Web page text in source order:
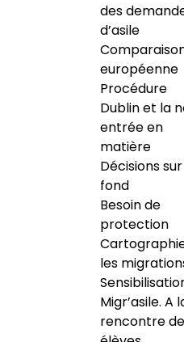
des
d’asile
européenne
Procédure
Dublin et la
entrée en
matière
Décisions
fond
Besoin de
protection
les
Migr’asile. A
rencontre